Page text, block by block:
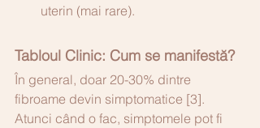
uterin (mai rare).
Tabloul Clinic: Cum se manifestă?
În general, doar 20-30% dintre
fibroame devin simptomatice [3].
Atunci când o fac, simptomele pot fi